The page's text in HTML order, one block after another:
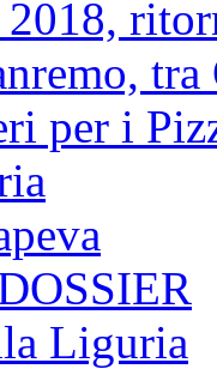
per i
Liguria